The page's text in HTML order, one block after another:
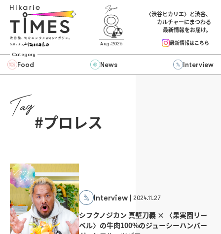
Edited by Aug.2026
〈渋谷ヒカリエ〉と渋谷、
カルチャーにまつわる
最新情報をお届け。
最新情報はこちら
Category
Food News Interview
#プロレス | Hikarie TIMES
#プロレス
Interview 2024.11.27
シフクノジカン 真壁刀義 × 〈果実園リー
ベル〉の牛肉100%のジューシーハンバー